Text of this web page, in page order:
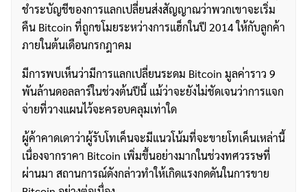
ชำระบัญชีของการแลกเปลี่ยนส่งสัญญาณว่าพวกเขาจะเริ่ม
คืน Bitcoin ที่ถูกขโมยระหว่างการแฮ็กในปี 2014 ให้กับลูกค้า
ภายในต้นเดือนกรกฎาคม
มีการพบเห็นว่ามีการแลกเปลี่ยนระดม Bitcoin มูลค่าราว 9
พันล้านดอลลาร์ในช่วงต้นปีนี้ แม้ว่าจะยังไม่ชัดเจนว่าการแจก
จ่ายที่วางแผนไว้จะครอบคลุมเท่าใด
ผู้ค้าคาดเดาว่าผู้รับโทเค็นจะมีแนวโน้มที่จะขายโทเค็นเหล่านี้
เนื่องจากราคา Bitcoin เพิ่มขึ้นอย่างมากในช่วงทศวรรษที่
ผ่านมา สถานการณ์ดังกล่าวทำให้เกิดแรงกดดันในการขาย